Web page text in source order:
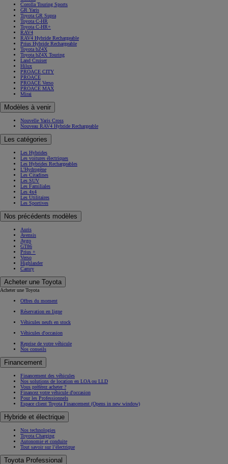
Corolla Touring Sports
GR Yaris
Toyota GR Supra
Toyota C-HR
Toyota C-HR+
RAV4
RAV4 Hybride Rechargeable
Prius Hybride Rechargeable
Toyota bZ4X
Toyota bZ4X Touring
Land Cruiser
Hilux
PROACE CITY
PROACE
PROACE Verso
PROACE MAX
Mirai
Modèles à venir
Nouvelle Yaris Cross
Nouveau RAV4 Hybride Rechargeable
Les catégories
Les Hybrides
Les voitures électriques
Les Hybrides Rechargeables
L'Hydrogène
Les Citadines
Les SUV
Les Familiales
Les 4x4
Les Utilitaires
Les Sportives
Nos précédents modèles
Auris
Avensis
Aygo
GT86
Prius +
Verso
Highlander
Camry
Acheter une Toyota
Acheter une Toyota
Offres du moment
Réservation en ligne
Véhicules neufs en stock
Véhicules d'occasion
Reprise de votre véhicule
Nos conseils
Financement
Financement des véhicules
Nos solutions de location en LOA ou LLD
Vous préférez acheter ?
Financez votre véhicule d'occasion
Pour les Professionnels
Espace client Toyota Financement (Opens in new window)
Hybride et électrique
Nos technologies
Toyota Charging
Autonomie et conduite
Tout savoir sur l’électrique
Toyota Professional